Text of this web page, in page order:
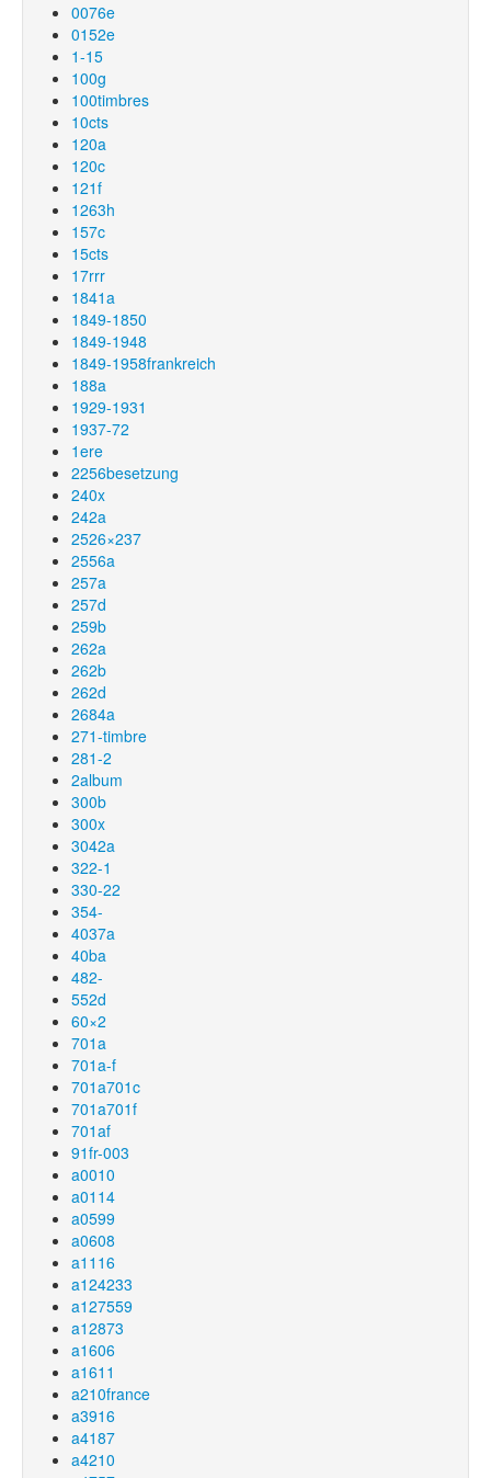
0076e
0152e
1-15
100g
100timbres
10cts
120a
120c
121f
1263h
157c
15cts
17rrr
1841a
1849-1850
1849-1948
1849-1958frankreich
188a
1929-1931
1937-72
1ere
2256besetzung
240x
242a
2526×237
2556a
257a
257d
259b
262a
262b
262d
2684a
271-timbre
281-2
2album
300b
300x
3042a
322-1
330-22
354-
4037a
40ba
482-
552d
60×2
701a
701a-f
701a701c
701a701f
701af
91fr-003
a0010
a0114
a0599
a0608
a1116
a124233
a127559
a12873
a1606
a1611
a210france
a3916
a4187
a4210